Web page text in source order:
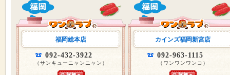
福岡総本店
092-432-3922
（サンキューニャンニャン）
カインズ福岡新宮店
092-963-1115
（ワンワンワンコ）